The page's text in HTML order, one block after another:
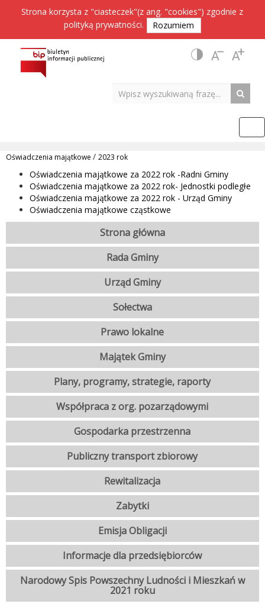
Strona korzysta z "ciasteczek"(z ang. "cookies") zgodnie z
polityką prywatności. Rozumiem
Oświadczenia majątkowe / 2023 rok
Oświadczenia majątkowe za 2022 rok -Radni Gminy
Oświadczenia majątkowe za 2022 rok- Jednostki podległe
Oświadczenia majątkowe za 2022 rok - Urząd Gminy
Oświadczenia majątkowe cząstkowe
Strona główna
Rada Gminy
Urząd Gminy
Sołectwa
Prawo lokalne
Majątek Gminy
Plany, programy, strategie, raporty
Współpraca z org. pozarządowymi
Gospodarka przestrzenna
Publiczny transport zbiorowy
Rewitalizacja
Zabytki
Emisja Obligacji
Informacje dla przedsiębiorców
Narodowy Spis Powszechny Ludności i Mieszkań w
2021 roku